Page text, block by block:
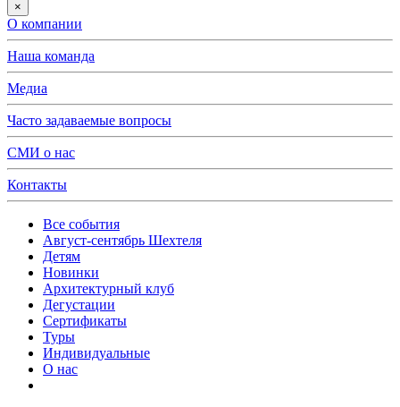
×
О компании
Наша команда
Медиа
Часто задаваемые вопросы
СМИ о нас
Контакты
Все события
Август-сентябрь Шехтеля
Детям
Новинки
Архитектурный клуб
Дегустации
Сертификаты
Туры
Индивидуальные
О нас